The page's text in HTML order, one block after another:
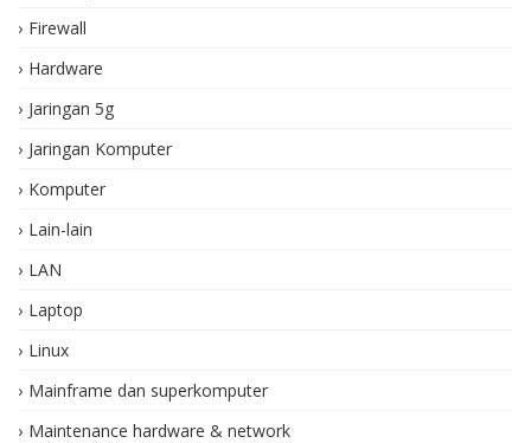
Firewall
Hardware
Jaringan 5g
Jaringan Komputer
Komputer
Lain-lain
LAN
Laptop
Linux
Mainframe dan superkomputer
Maintenance hardware & network